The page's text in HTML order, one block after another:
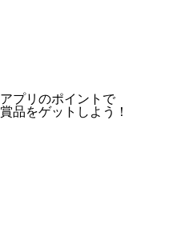
アプリのポイントで
賞品をゲットしよう！